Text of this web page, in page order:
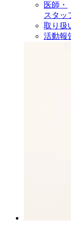
医師・
スタッ
取り扱
活動報